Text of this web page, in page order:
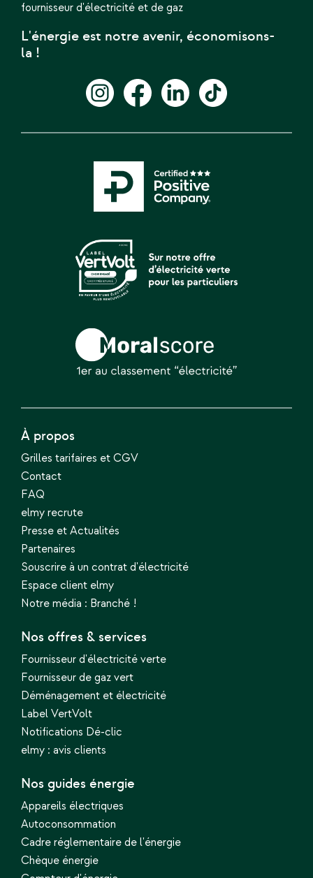
fournisseur d'électricité et de gaz
L'énergie est notre avenir, économisons-
la !
À propos
Grilles tarifaires et CGV
Contact
FAQ
elmy recrute
Presse et Actualités
Partenaires
Souscrire à un contrat d'électricité
Espace client elmy
Notre média : Branché !
Nos offres & services
Fournisseur d'électricité verte
Fournisseur de gaz vert
Déménagement et électricité
Label VertVolt
Notifications Dé-clic
elmy : avis clients
Nos guides énergie
Appareils électriques
Autoconsommation
Cadre réglementaire de l'énergie
Chèque énergie